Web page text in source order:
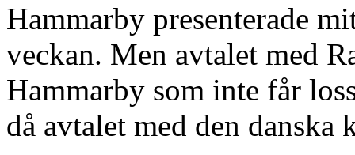
Hammarby presenterade
veckan. Men avtalet med
Hammarby som inte får
då avtalet med den